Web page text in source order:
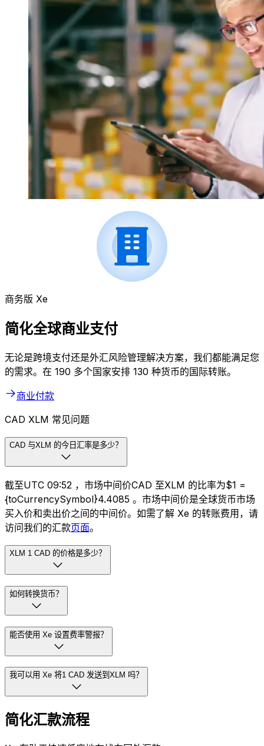
商务版 Xe
简化全球商业支付
无论是跨境支付还是外汇风险管理解决方案，我们都能满足您
的需求。在 190 多个国家安排 130 种货币的国际转账。
商业付款
CAD XLM 常见问题
CAD 与XLM 的今日汇率是多少？
截至UTC 09:52 ，市场中间价CAD 至XLM 的比率为$1 =
{toCurrencySymbol}4.4085 。市场中间价是全球货币市场
买入价和卖出价之间的中间价。如需了解 Xe 的转账费用，请
访问我们的汇款页面。
XLM 1 CAD 的价格是多少？
如何转换货币？
能否使用 Xe 设置费率警报？
我可以用 Xe 将1 CAD 发送到XLM 吗？
简化汇款流程